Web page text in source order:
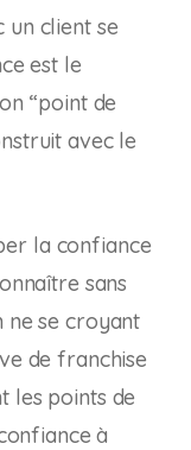
un client se
est le
“point de
avec le
la confiance
sans
ne se croyant
de franchise
les points de
à